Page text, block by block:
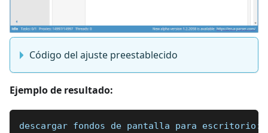
Código del ajuste preestablecido
Ejemplo de resultado:
descargar fondos de pantalla para escritorio: